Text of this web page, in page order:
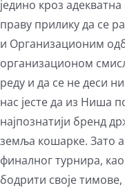
једино кроз
праву прилику да се
и Организационим
организационом
реду и да се не деси
нас јесте да из Ниша
најпознатији бренд
земља кошарке. Зато
финалног турнира,
бодрити своје